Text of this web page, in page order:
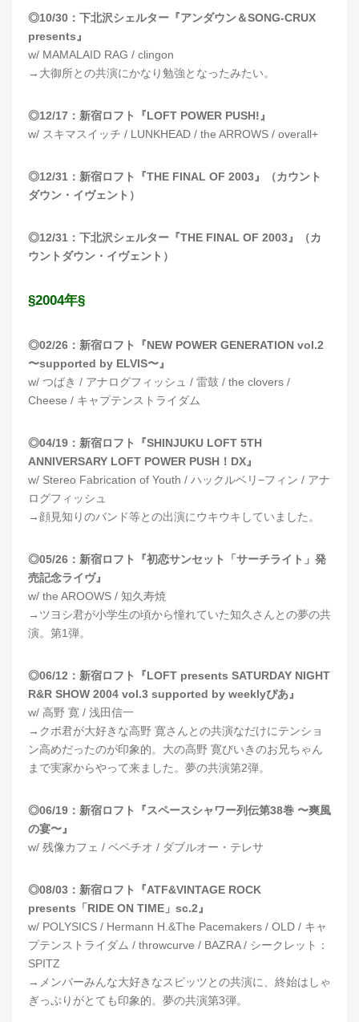
◎10/30：下北沢シェルター『アンダウン＆SONG-CRUX
presents』
w/ MAMALAID RAG / clingon
→大御所との共演にかなり勉強となったみたい。
◎12/17：新宿ロフト『LOFT POWER PUSH!』
w/ スキマスイッチ / LUNKHEAD / the ARROWS / overall+
◎12/31：新宿ロフト『THE FINAL OF 2003』（カウント
ダウン・イヴェント）
◎12/31：下北沢シェルター『THE FINAL OF 2003』（カ
ウントダウン・イヴェント）
§2004年§
◎02/26：新宿ロフト『NEW POWER GENERATION vol.2
〜supported by ELVIS〜』
w/ つばき / アナログフィッシュ / 雷鼓 / the clovers /
Cheese / キャプテンストライダム
◎04/19：新宿ロフト『SHINJUKU LOFT 5TH
ANNIVERSARY LOFT POWER PUSH！DX』
w/ Stereo Fabrication of Youth / ハックルベリ−フィン / アナ
ログフィッシュ
→顔見知りのバンド等との出演にウキウキしていました。
◎05/26：新宿ロフト『初恋サンセット「サーチライト」発
売記念ライヴ』
w/ the AROOWS / 知久寿焼
→ツヨシ君が小学生の頃から憧れていた知久さんとの夢の共
演。第1弾。
◎06/12：新宿ロフト『LOFT presents SATURDAY NIGHT
R&R SHOW 2004 vol.3 supported by weeklyぴあ』
w/ 高野 寛 / 浅田信一
→クボ君が大好きな高野 寛さんとの共演なだけにテンショ
ン高めだったのが印象的。大の高野 寛びいきのお兄ちゃん
まで実家からやって来ました。夢の共演第2弾。
◎06/19：新宿ロフト『スペースシャワー列伝第38巻 〜爽風
の宴〜』
w/ 残像カフェ / ベベチオ / ダブルオー・テレサ
◎08/03：新宿ロフト『ATF&VINTAGE ROCK
presents「RIDE ON TIME」sc.2』
w/ POLYSICS / Hermann H.&The Pacemakers / OLD / キャ
プテンストライダム / throwcurve / BAZRA / シークレット：
SPITZ
→メンバーみんな大好きなスピッツとの共演に、終始はしゃ
ぎっぷりがとても印象的。夢の共演第3弾。